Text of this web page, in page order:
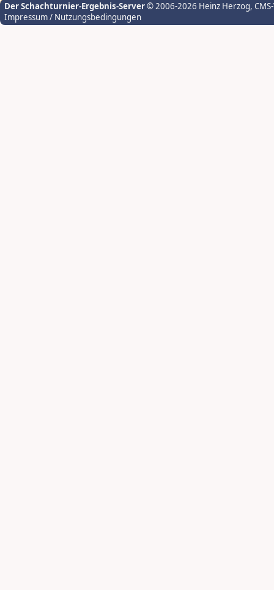
Der Schachturnier-Ergebnis-Server© 2006-2026 Heinz Herzog,
Impressum / Nutzungsbedingungen